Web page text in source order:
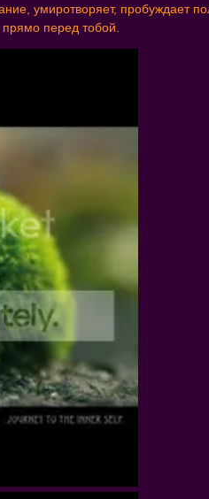
умиротворяет,
перед тобой.